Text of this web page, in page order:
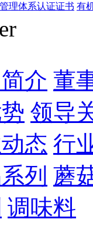
理体系认证证书 有
介 董
领导
态 行
列 蘑
调味料